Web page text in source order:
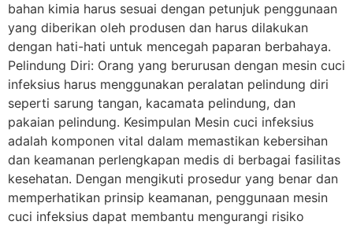
bahan kimia harus sesuai dengan petunjuk penggunaan
yang diberikan oleh produsen dan harus dilakukan
dengan hati-hati untuk mencegah paparan berbahaya.
Pelindung Diri: Orang yang berurusan dengan mesin cuci
infeksius harus menggunakan peralatan pelindung diri
seperti sarung tangan, kacamata pelindung, dan
pakaian pelindung. Kesimpulan Mesin cuci infeksius
adalah komponen vital dalam memastikan kebersihan
dan keamanan perlengkapan medis di berbagai fasilitas
kesehatan. Dengan mengikuti prosedur yang benar dan
memperhatikan prinsip keamanan, penggunaan mesin
cuci infeksius dapat membantu mengurangi risiko